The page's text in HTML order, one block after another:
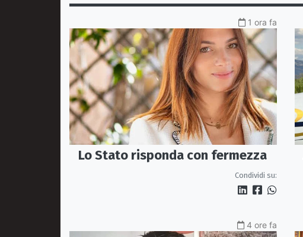
1 ora fa
Lo Stato risponda con fermezza
Condividi su:
4 ore fa